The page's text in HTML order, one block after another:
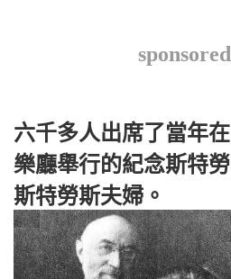
六千多人出席了當年
樂廳舉行的紀念斯特
斯特勞斯夫婦。